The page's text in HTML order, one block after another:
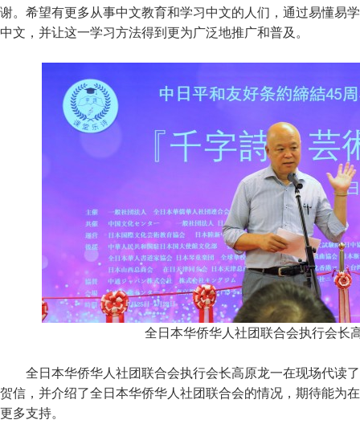
谢。希望有更多从事中文教育和学习中文的人们，通过易懂易
中文，并让这一学习方法得到更为广泛地推广和普及。
全日本华侨华人社团联合会执行会长
全日本华侨华人社团联合会执行会长高原龙一在现场代读
贺信，并介绍了全日本华侨华人社团联合会的情况，期待能为
更多支持。